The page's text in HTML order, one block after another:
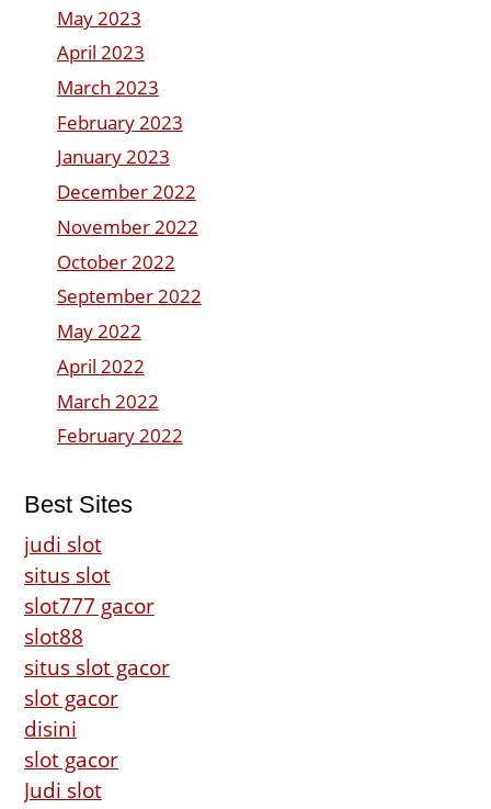
May 2023
April 2023
March 2023
February 2023
January 2023
December 2022
November 2022
October 2022
September 2022
May 2022
April 2022
March 2022
February 2022
Best Sites
judi slot
situs slot
slot777 gacor
slot88
situs slot gacor
slot gacor
disini
slot gacor
Judi slot